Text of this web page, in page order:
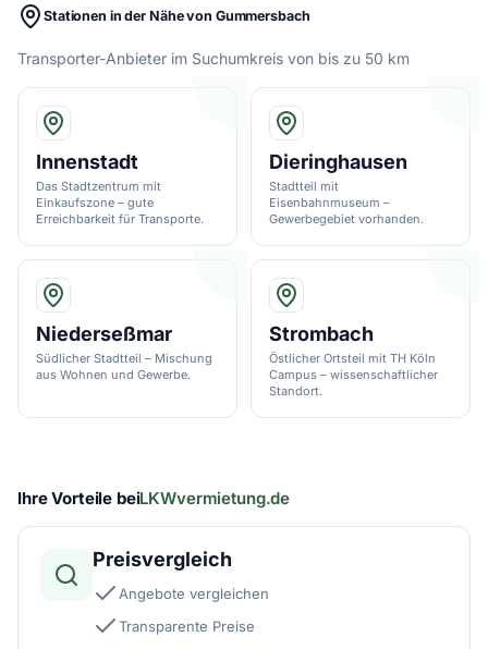
Stationen in der Nähe von Gummersbach
Transporter-Anbieter im Suchumkreis von bis zu 50 km
Innenstadt
Das Stadtzentrum mit
Einkaufszone – gute
Erreichbarkeit für Transporte.
Dieringhausen
Stadtteil mit
Eisenbahnmuseum –
Gewerbegebiet vorhanden.
Niederseßmar
Südlicher Stadtteil – Mischung
aus Wohnen und Gewerbe.
Strombach
Östlicher Ortsteil mit TH Köln
Campus – wissenschaftlicher
Standort.
Ihre Vorteile beiLKWvermietung.de
Preisvergleich
Angebote vergleichen
Transparente Preise